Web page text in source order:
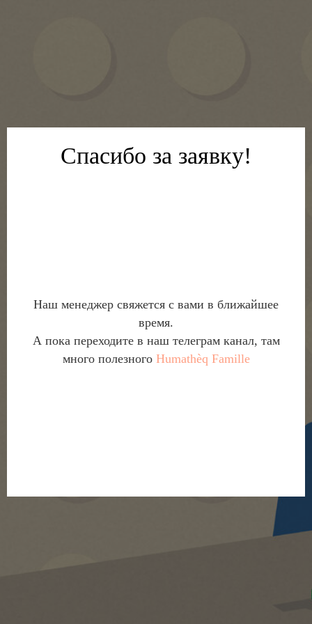
Спасибо за заявку!
Наш менеджер свяжется с вами в ближайшее
время.
А пока переходите в наш телеграм канал, там
много полезного Humathèq Famille